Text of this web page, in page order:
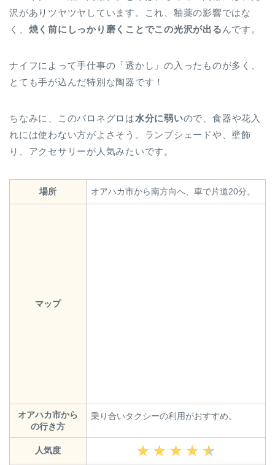
沢がありツヤツヤしています。これ、釉薬の影響ではな
く、 焼く前にしっかり磨くことでこの光沢が出るんです。
ナイフによって手仕事の「透かし」の入ったものが多く、
とても手が込んだ特別な陶器です！
ちなみに、このバロネグロは水分に弱いので、食器や花入
れには使わない方がよさそう。ランプシェードや、壁飾
り、アクセサリーが人気みたいです。
場所 オアハカ市から南方向へ、車で片道20分。
マップ
オアハカ市から
の行き方
乗り合いタクシーの利用がおすすめ。
人気度